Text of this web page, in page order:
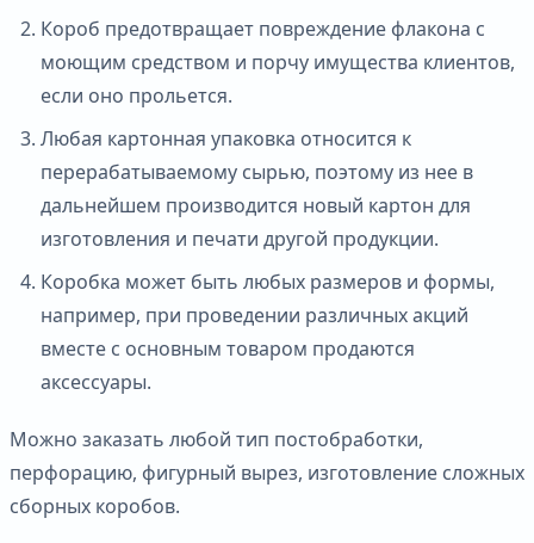
Короб предотвращает повреждение флакона с
моющим средством и порчу имущества клиентов,
если оно прольется.
Любая картонная упаковка относится к
перерабатываемому сырью, поэтому из нее в
дальнейшем производится новый картон для
изготовления и печати другой продукции.
Коробка может быть любых размеров и формы,
например, при проведении различных акций
вместе с основным товаром продаются
аксессуары.
Можно заказать любой тип постобработки,
перфорацию, фигурный вырез, изготовление сложных
сборных коробов.